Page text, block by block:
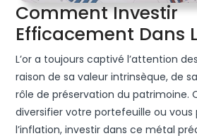
Comment Investir
Efficacement Dans
L’or a toujours captivé l’attention des investisseurs en
raison de sa valeur intrinsèque, de
rôle de préservation du patrimoine.
diversifier votre portefeuille ou
l’inflation, investir dans ce métal